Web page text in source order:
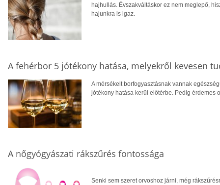
hajhullás. Évszakváltáskor ez nem meglepő,
hajunkra is igaz.
A fehérbor 5 jótékony hatása, melyekről kevesen
A mérsékelt borfogyasztásnak vannak
jótékony hatása kerül előtérbe. Pedig érdemes
A nőgyógyászati rákszűrés fontossága
Senki sem szeret orvoshoz járni, még